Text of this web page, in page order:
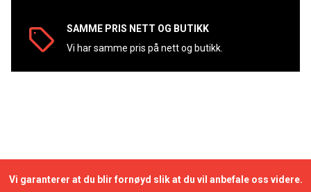
SAMME PRIS NETT OG BUTIKK
Vi har samme pris på nett og butikk.
Vi garanterer at du blir fornøyd slik at du vil anbefale oss videre.